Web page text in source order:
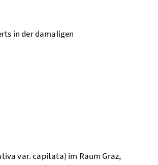
in der damaligen
var. capitata) im Raum Graz,